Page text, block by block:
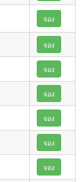
จอง
จอง
จอง
จอง
จอง
จอง
จอง